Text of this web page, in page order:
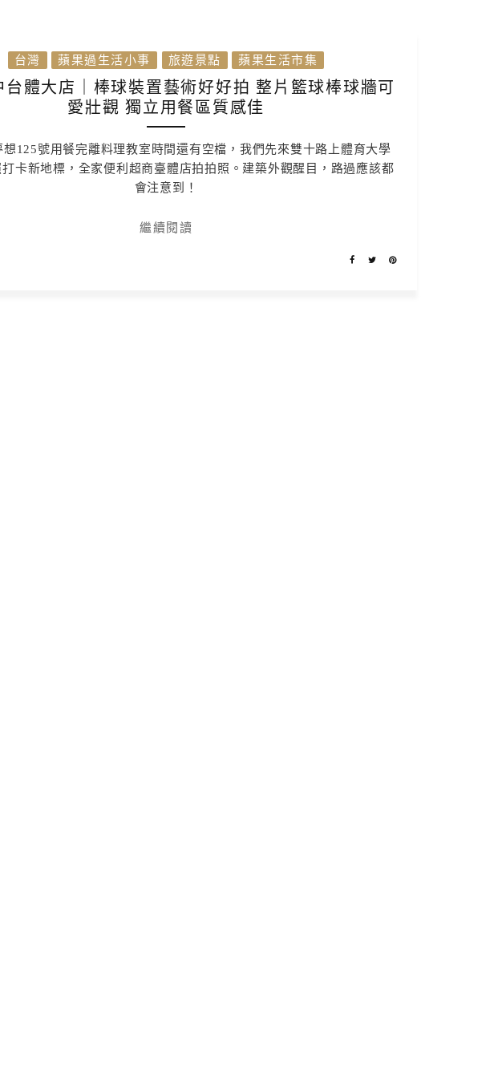
台灣 蘋果過生活小事 旅遊景點 蘋果生活市集
台體大店｜棒球裝置藝術好好拍 整片籃球棒球牆可
愛壯觀 獨立用餐區質感佳
想125號用餐完離料理教室時間還有空檔，我們先來雙十路上體育大學
卡新地標，全家便利超商臺體店拍拍照。建築外觀醒目，路過應該都
會注意到！
繼續閱讀